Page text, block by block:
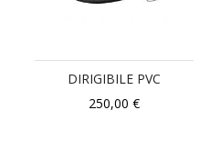
DIRIGIBILE PVC
250,00 €